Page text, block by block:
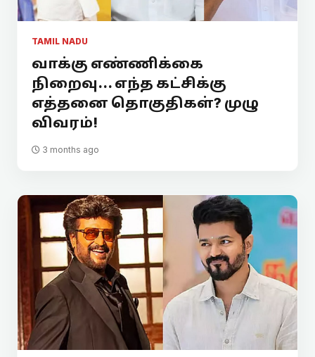
TAMIL NADU
வாக்கு எண்ணிக்கை
நிறைவு... எந்த கட்சிக்கு
எத்தனை தொகுதிகள்? முழு
விவரம்!
3 months ago